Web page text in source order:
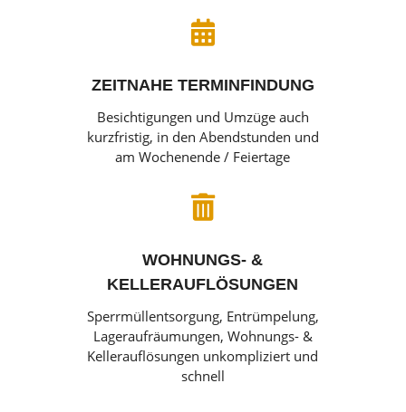

ZEITNAHE TERMINFINDUNG
Besichtigungen und Umzüge auch
kurzfristig, in den Abendstunden und
am Wochenende / Feiertage

WOHNUNGS- &
KELLERAUFLÖSUNGEN
Sperrmüllentsorgung, Entrümpelung,
Lageraufräumungen, Wohnungs- &
Kellerauflösungen unkompliziert und
schnell